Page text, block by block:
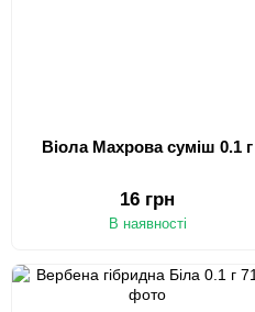
Віола Махрова суміш 0.1 г
16 грн
В наявності